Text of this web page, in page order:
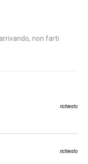
non farti
richiesto
richiesto